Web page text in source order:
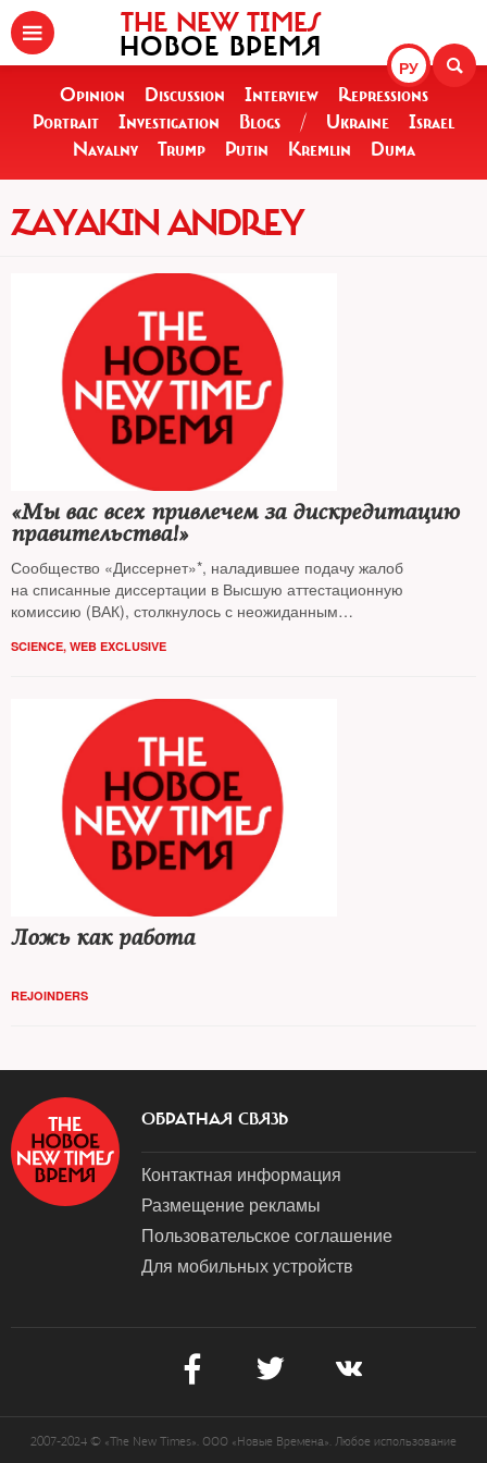
РУ
THE NEW TIMES
НОВОЕ ВРЕМЯ
Opinion Discussion Interview
Repressions
Portrait
Investigation Blogs / Ukraine
Israel
Navalny
Trump Putin Kremlin Duma
ZAYAKIN ANDREY
«Мы вас всех привлечем за дискредитацию
правительства!»
Сообщество «Диссернет»*, наладившее подачу жалоб
на списанные диссертации в Высшую аттестационную
комиссию (ВАК), столкнулось с неожиданным
выяснял The New Times
SCIENCE, WEB EXCLUSIVE
Ложь как работа
REJOINDERS
ОБРАТНАЯ СВЯЗЬ
Контактная информация
Размещение рекламы
Пользовательское соглашение
Для мобильных устройств
2007-2024 © «The New Times». ООО «Новые Времена». Любое использование